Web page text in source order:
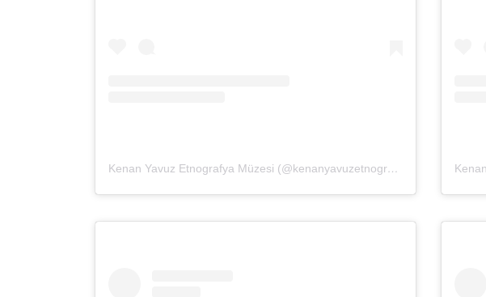
Kenan Yavuz Etnografya Müzesi (@kenanyavuzetnografya)’in paylaştığı bir gönderi